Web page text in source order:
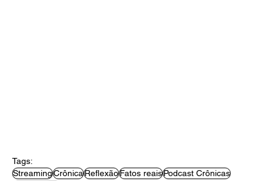
Tags:
StreamingCrônicaReflexãoFatos reaisPodcast Crônicas